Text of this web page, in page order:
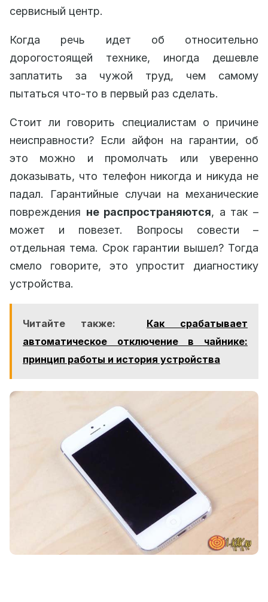
сервисный центр.
Когда речь идет об относительно
дорогостоящей технике, иногда дешевле
заплатить за чужой труд, чем самому
пытаться что-то в первый раз сделать.
Стоит ли говорить специалистам о причине
неисправности? Если айфон на гарантии, об
это можно и промолчать или уверенно
доказывать, что телефон никогда и никуда не
падал. Гарантийные случаи на механические
повреждения не распространяются, а так –
может и повезет. Вопросы совести –
отдельная тема. Срок гарантии вышел? Тогда
смело говорите, это упростит диагностику
устройства.
Читайте также:
Как срабатывает
автоматическое отключение в чайнике:
принцип работы и история устройства